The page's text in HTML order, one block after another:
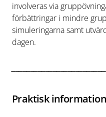
involveras via
förbättringar i mindre
simuleringarna samt
dagen.
Praktisk